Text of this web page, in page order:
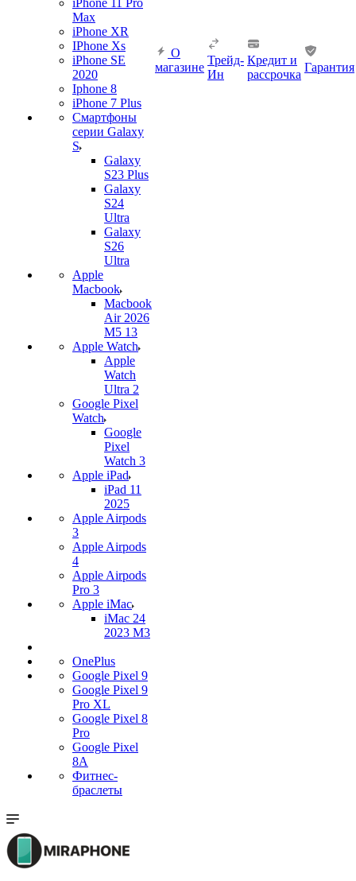
iPhone 11 Pro
Max
iPhone XR
IPhone Xs
iPhone SE
2020
Iphone 8
iPhone 7 Plus
Смартфоны
серии Galaxy
S
Galaxy
S23 Plus
Galaxy
S24
Ultra
Galaxy
S26
Ultra
Apple
Macbook
Macbook
Air 2026
M5 13
Apple Watch
Apple
Watch
Ultra 2
Google Pixel
Watch
Google
Pixel
Watch 3
Apple iPad
iPad 11
2025
Apple Airpods
3
Apple Airpods
4
Apple Airpods
Pro 3
Apple iMac
iMac 24
2023 M3
OnePlus
Google Pixel 9
Google Pixel 9
Pro XL
Google Pixel 8
Pro
Google Pixel
8A
Фитнес-
браслеты
О
магазине
Трейд-
Ин
Кредит и
рассрочка
Гарантия